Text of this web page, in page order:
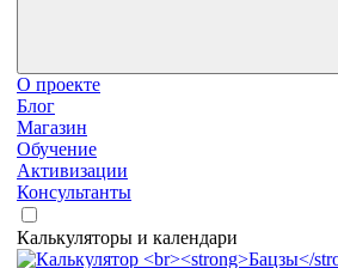
О проекте
Блог
Магазин
Обучение
Активизации
Консультанты
Калькуляторы и календари